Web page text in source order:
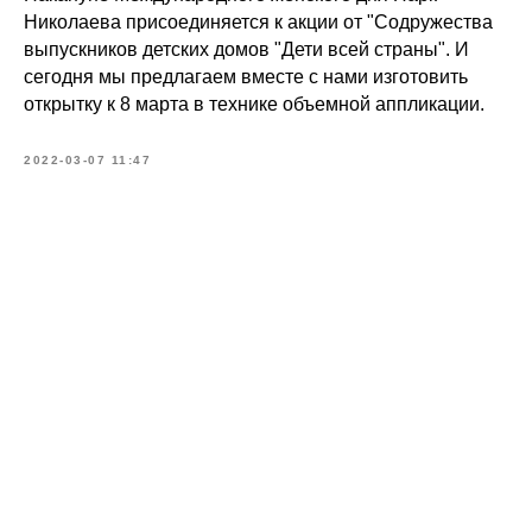
Николаева присоединяется к акции от "Содружества
выпускников детских домов "Дети всей страны". И
сегодня мы предлагаем вместе с нами изготовить
открытку к 8 марта в технике объемной аппликации.
2022-03-07 11:47